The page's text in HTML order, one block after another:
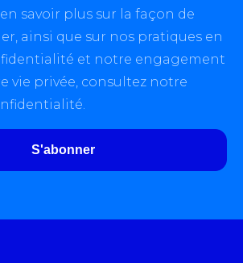
savoir plus sur la façon de
ainsi que sur nos pratiques en
et notre engagement
vie privée, consultez notre